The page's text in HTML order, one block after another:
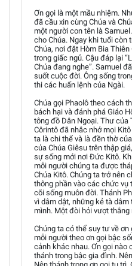
Ơn gọi là một mầu nhiệm.
đã cầu xin cùng Chúa và
một người con tên là
cho Chúa. Ngay khi tuổi còn
Chúa, nơi đặt Hòm Bia
trong giấc ngủ. Cậu đáp lại
Chúa đang nghe”. Samuel
suốt cuộc đời. Ông sống
thi các huấn lệnh của Ngài.
Chúa gọi Phaolô theo cách
bách hại và đánh phá Giáo
tông đồ Dân Ngoại. Thư của
Côrintô đã nhắc nhở mọi
ta là chi thể và là đền thờ
của Chúa Giêsu trên thập
sự sống mới nơi Đức Kitô.
mỗi người chúng ta được
Chúa Kitô. Chúng ta trở nên
thông phần vào các chức vụ
cõi sống muôn đời. Thánh
vì dâm dật, những kẻ tà
mình. Một đòi hỏi vượt thắng
Chúng ta có thể suy tư về
mỗi người theo ơn gọi bậc
cảnh khác nhau. Ơn gọi nào
thánh trong bậc gia đình.